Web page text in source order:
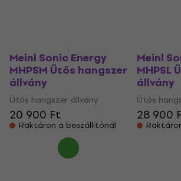
Meinl Sonic Energy
MHPSM Ütős hangszer
állvány
Ütős hangszer állvány
20 900 Ft
Raktáron a beszállítónál
Meinl
MHPSL
állvány
Ütős
28 900